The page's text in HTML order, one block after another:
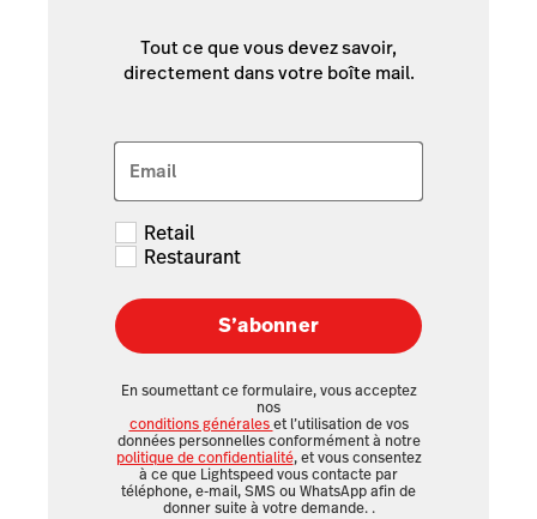
Tout ce que vous devez savoir,
directement dans votre boîte mail.
Email
Retail
Restaurant
S’abonner
En soumettant ce formulaire, vous acceptez
nos
conditions généraleset l’utilisation de vos
données personnelles conformément à notre
politique de confidentialité, et vous consentez
à ce que Lightspeed vous contacte par
téléphone, e-mail, SMS ou WhatsApp afin de
donner suite à votre demande. .